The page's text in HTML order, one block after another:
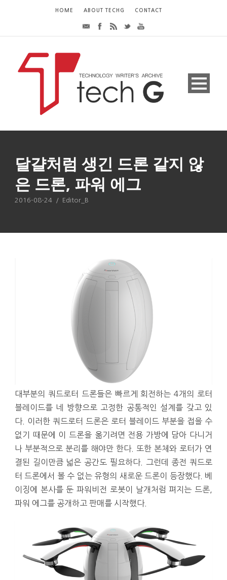
HOME ABOUT TECHG CONTACT
달걀처럼 생긴 드론 같지 않
은 드론, 파워 에그
2016-08-24 / Editor_B
대부분의 쿼드로터 드론들은 빠르게 회전하는 4개의 로터
블레이드를 네 방향으로 고정한 공통적인 설계를 갖고 있
다. 이러한 쿼드로터 드론은 로터 블레이드 부분을 접을 수
없기 때문에 이 드론을 옮기려면 전용 가방에 담아 다니거
나 부분적으로 분리를 해야만 한다. 또한 본체와 로터가 연
결된 길이만큼 넓은 공간도 필요하다. 그런데 종전 쿼드로
터 드론에서 볼 수 없는 유형의 새로운 드론이 등장했다. 베
이징에 본사를 둔 파워비전 로봇이 날개처럼 펴지는 드론,
파워 에그를 공개하고 판매를 시작했다.